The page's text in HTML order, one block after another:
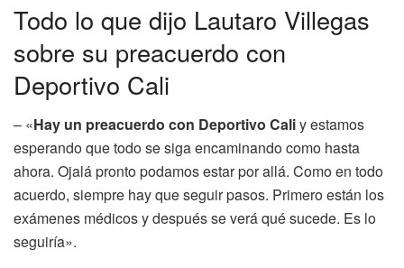
Todo lo que dijo Lautaro Villegas
sobre su preacuerdo con
Deportivo Cali
– «Hay un preacuerdo con Deportivo Caliy estamos
esperando que todo se siga encaminando como hasta
ahora. Ojalá pronto podamos estar por allá. Como en todo
acuerdo, siempre hay que seguir pasos. Primero están los
exámenes médicos y después se verá qué sucede. Es lo
seguiría».